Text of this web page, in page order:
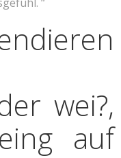
wei?,
auf